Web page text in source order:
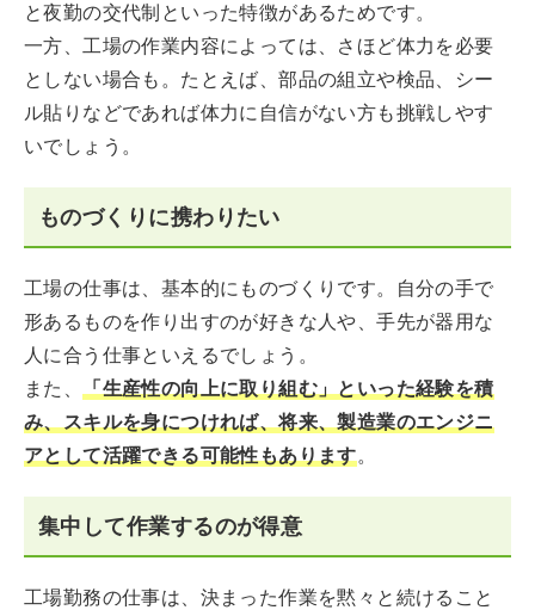
と夜勤の交代制といった特徴があるためです。
一方、工場の作業内容によっては、さほど体力を必要
としない場合も。たとえば、部品の組立や検品、シー
ル貼りなどであれば体力に自信がない方も挑戦しやす
いでしょう。
ものづくりに携わりたい
工場の仕事は、基本的にものづくりです。自分の手で
形あるものを作り出すのが好きな人や、手先が器用な
人に合う仕事といえるでしょう。
また、「生産性の向上に取り組む」といった経験を積
み、スキルを身につければ、将来、製造業のエンジニ
アとして活躍できる可能性もあります。
集中して作業するのが得意
工場勤務の仕事は、決まった作業を黙々と続けること